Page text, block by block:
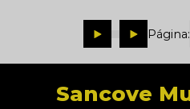
Página:
Sancove